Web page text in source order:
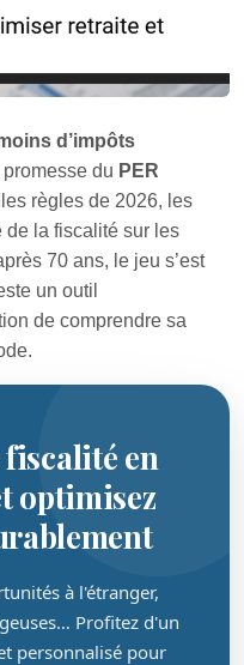
d’impôts
promesse du PER
règles de 2026, les
de la fiscalité sur les
70 ans, le jeu s’est
un outil
de comprendre sa
fiscalité en
optimisez
à l'étranger,
Profitez d'un
personnalisé pour